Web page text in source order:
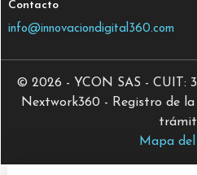
Contacto
info@innovaciondigital360.com
© 2026 - YCON SAS - CUIT:
Nextwork360 - Registro de
Mapa